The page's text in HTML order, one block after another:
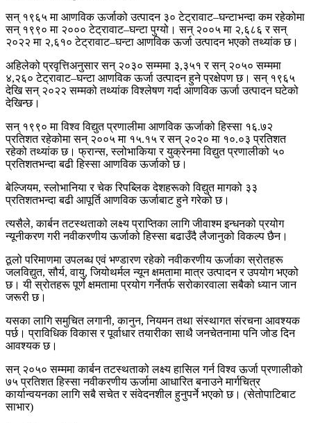
सन् १९६५ मा आणविक ऊर्जाको उत्पादन ३० टेट्रावाट–घन्टाभन्दा कम रहेकोमा
सन् १९९० मा २००० टेट्रावाट–घन्टा पुग्यो। सन् २००५ मा २,६८६ र सन्
२०२२ मा २,६१० टेट्रावाट–घन्टा आणविक ऊर्जा उत्पादन भएको तथ्यांक छ।
अहिलेको प्रवृत्तिअनुसार सन् २०३० सम्ममा ३,३५१ र सन् २०५० सम्ममा
४,२६० टेट्रावाट–घन्टा आणविक ऊर्जा उत्पादन हुने प्रक्षेपण छ। सन् १९६५
देखि सन् २०२२ सम्मको तथ्यांक विश्लेषण गर्दा आणविक ऊर्जा उत्पादन घटेको
देखिन्छ।
सन् १९९० मा विश्व विद्युत प्रणालीमा आणविक ऊर्जाको हिस्सा १६.७२
प्रतिशत रहेकोमा सन् २००५ मा १५.१५ र सन् २०२० मा १०.०३ प्रतिशत
रहेको तथ्यांक छ। फ्रान्स, स्लोभाकिया र युक्रेनमा विद्युत प्रणालीको ५०
प्रतिशतभन्दा बढी हिस्सा आणविक ऊर्जाको छ।
बेल्जियम, स्लोभानिया र चेक रिपब्लिक देशहरूको विद्युत मागको ३३
प्रतिशतभन्दा बढी आपूर्ति आणविक ऊर्जाबाट हुने गरेको छ।
त्यसैले, कार्बन तटस्थताको लक्ष्य प्राप्तिका लागि जीवाश्म इन्धनको प्रयोग
न्यूनीकरण गरी नवीकरणीय ऊर्जाको हिस्सा बढाउँदै लैजानुको विकल्प छैन।
ठूलो परिमाणमा उपलब्ध एवं भण्डारण रहेको नवीकरणीय ऊर्जाका स्रोतहरू
जलविद्युत, सौर्य, वायु, जियोथर्मल न्यून क्षमतामा मात्र उत्पादन र उपयोग भएको
छ। यी स्रोतहरू पूर्ण क्षमतामा प्रयोग गर्नेतर्फ सरोकारवाला सबैको ध्यान जान
जरूरी छ।
यसका लागि समुचित लगानी, कानुन, नियमन तथा संस्थागत संरचना आवश्यक
पर्छ। प्राविधिक विकास र पूर्वाधार तयारीका साथै जनचेतनामा पनि जोड दिन
आवश्यक छ।
सन् २०५० सम्ममा कार्बन तटस्थताको लक्ष्य हासिल गर्न विश्व ऊर्जा प्रणालीको
७५ प्रतिशत हिस्सा नवीकरणीय ऊर्जामा आधारित बनाउने मार्गचित्र
कार्यान्वयनका लागि सबै सचेत र संवेदनशील हुनुपर्ने भएको छ। (सेतोपाटिबाट
साभार)